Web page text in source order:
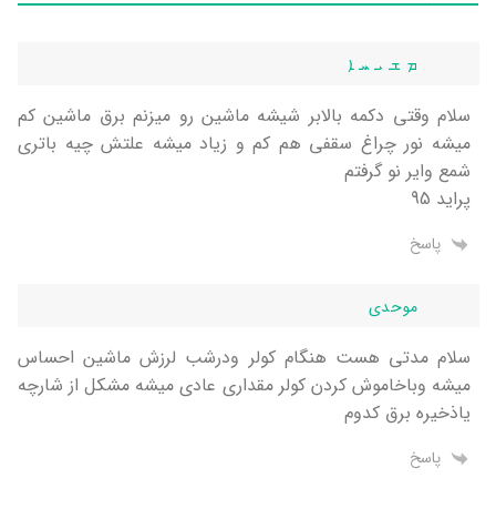
ܡ ܫ ܝ ܚ ܐ
سلام وقتی دکمه بالابر شیشه ماشین رو میزنم برق ماشین کم
میشه نور چراغ سقفی هم کم و زیاد میشه علتش چیه باتری
شمع وایر نو گرفتم
پراید 95
پاسخ
موحدی
سلام مدتی هست هنگام کولر ودرشب لرزش ماشین احساس
میشه وباخاموش کردن کولر مقداری عادی میشه مشکل از شارچه
یاذخیره برق کدوم
پاسخ